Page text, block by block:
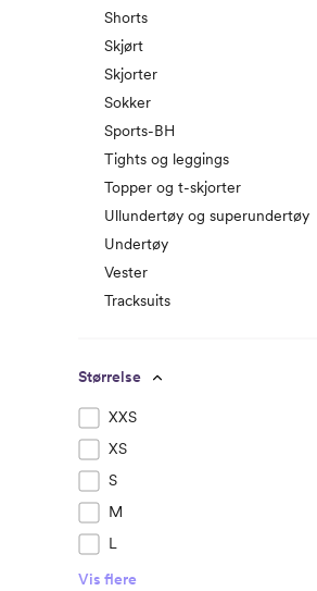
Shorts
Skjørt
Skjorter
Sokker
Sports-BH
Tights og leggings
Topper og t-skjorter
Ullundertøy og superundertøy
Undertøy
Vester
Tracksuits
Størrelse
XXS
XS
S
M
L
Vis flere